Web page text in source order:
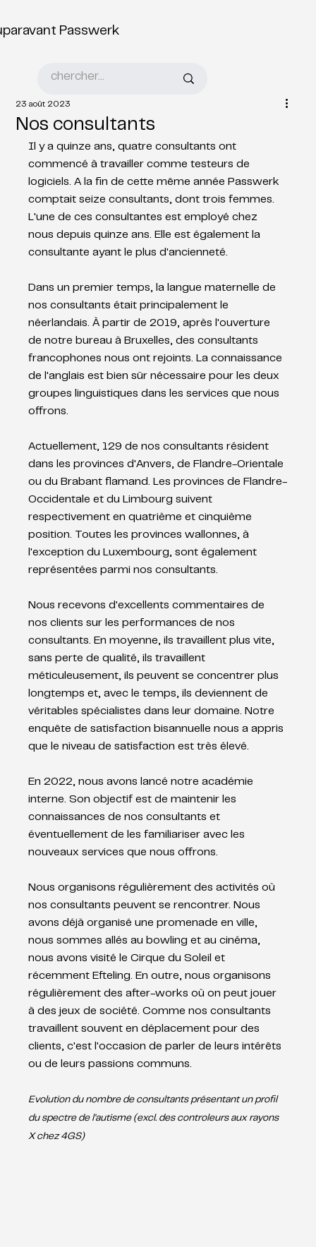
Passwerk
Nos consultants
23 août 2023
Il y a quinze ans, quatre consultants ont
commencé à travailler comme testeurs de
logiciels. A la fin de cette même année Passwerk
comptait seize consultants, dont trois femmes.
L'une de ces consultantes est employé chez
nous depuis quinze ans. Elle est également la
consultante ayant le plus d'ancienneté.
Dans un premier temps, la langue maternelle de
nos consultants était principalement le
néerlandais. À partir de 2019, après l'ouverture
de notre bureau à Bruxelles, des consultants
francophones nous ont rejoints. La connaissance
de l'anglais est bien sûr nécessaire pour les deux
groupes linguistiques dans les services que nous
offrons.
Actuellement, 129 de nos consultants résident
dans les provinces d'Anvers, de Flandre-Orientale
ou du Brabant flamand. Les provinces de Flandre-
Occidentale et du Limbourg suivent
respectivement en quatrième et cinquième
position. Toutes les provinces wallonnes, à
l'exception du Luxembourg, sont également
représentées parmi nos consultants.
Nous recevons d'excellents commentaires de
nos clients sur les performances de nos
consultants. En moyenne, ils travaillent plus vite,
sans perte de qualité, ils travaillent
méticuleusement, ils peuvent se concentrer plus
longtemps et, avec le temps, ils deviennent de
véritables spécialistes dans leur domaine. Notre
enquête de satisfaction bisannuelle nous a appris
que le niveau de satisfaction est très élevé.
En 2022, nous avons lancé notre académie
interne. Son objectif est de maintenir les
connaissances de nos consultants et
éventuellement de les familiariser avec les
nouveaux services que nous offrons.
Nous organisons régulièrement des activités où
nos consultants peuvent se rencontrer. Nous
avons déjà organisé une promenade en ville,
nous sommes allés au bowling et au cinéma,
nous avons visité le Cirque du Soleil et
récemment Efteling. En outre, nous organisons
régulièrement des after-works où on peut jouer
à des jeux de société. Comme nos consultants
travaillent souvent en déplacement pour des
clients, c'est l'occasion de parler de leurs intérêts
ou de leurs passions communs.
Evolution du nombre de consultants présentant un profil
du spectre de l'autisme (excl. des controleurs aux rayons
X chez 4GS)